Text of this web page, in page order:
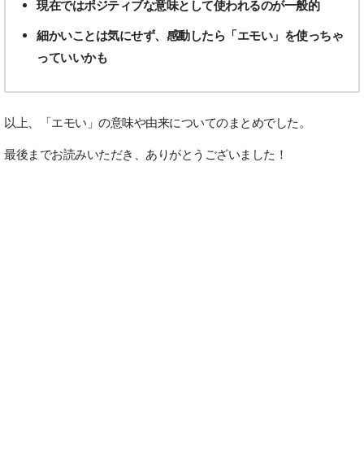
現在ではポジティブな意味として使われるのが一般的
細かいことは気にせず、感動したら「エモい」を使っちゃ
っていいかも
以上、「エモい」の意味や由来についてのまとめでした。
最後までお読みいただき、ありがとうございました！